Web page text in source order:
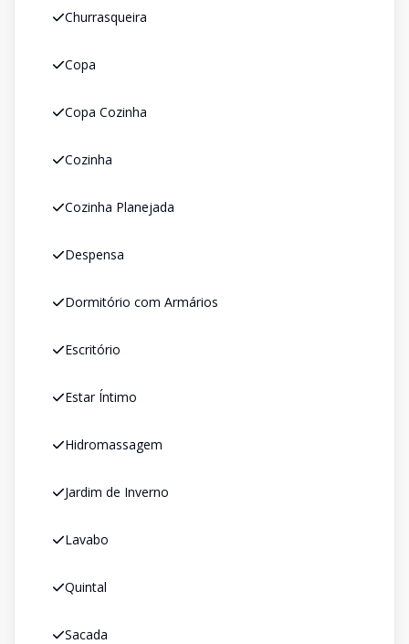
Churrasqueira
Copa
Copa Cozinha
Cozinha
Cozinha Planejada
Despensa
Dormitório com Armários
Escritório
Estar Íntimo
Hidromassagem
Jardim de Inverno
Lavabo
Quintal
Sacada